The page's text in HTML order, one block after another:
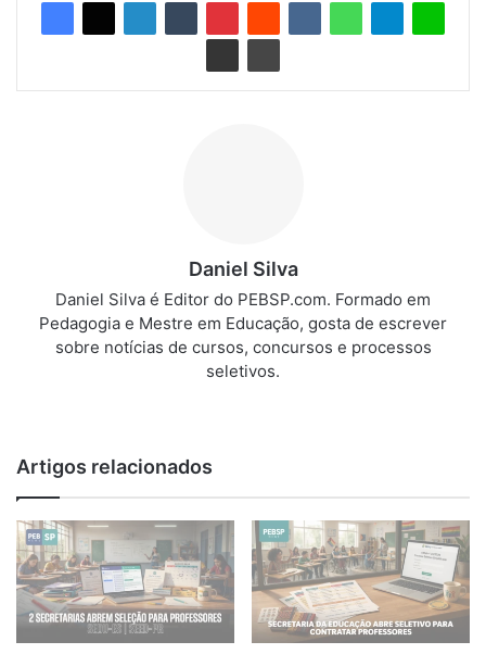
Daniel Silva
Daniel Silva é Editor do PEBSP.com. Formado em
Pedagogia e Mestre em Educação, gosta de escrever
sobre notícias de cursos, concursos e processos
seletivos.
Artigos relacionados